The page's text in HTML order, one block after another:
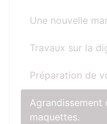
Une nouvelle
Travaux sur la
Préparation de
Agrandissement
maquettes.